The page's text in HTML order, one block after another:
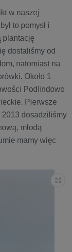
w naszej
to pomysł i
plantację
dostaliśmy od
natomiast na
Około 1
Podlindowo
Pierwsze
2013 dosadziliśmy
młodą
mamy więc